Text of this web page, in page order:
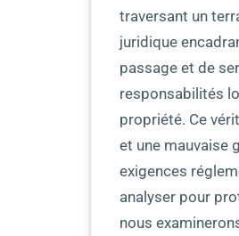
traversant un
juridique
passage et de
responsabilités
propriété. Ce
et une mauvaise
exigences
analyser pour
nous